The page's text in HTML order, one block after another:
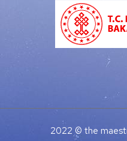
2022 © the